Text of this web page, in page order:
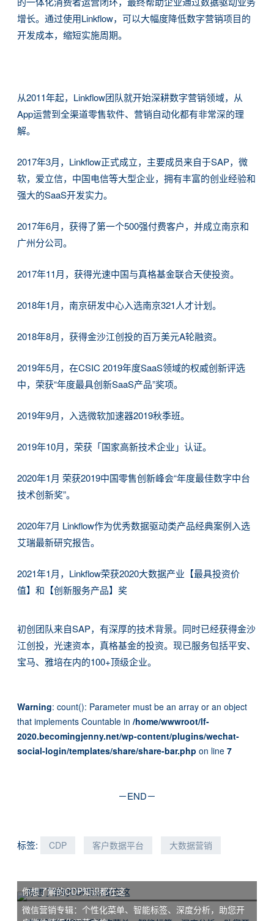
增长。通过使用Linkflow，可以大幅度降低数字营销项目的
开发成本，缩短实施周期。
从2011年起，Linkflow团队就开始深耕数字营销领域，从
App运营到全渠道零售软件、营销自动化都有非常深的理
解。
2017年3月，Linkflow正式成立，主要成员来自于SAP，微
软，爱立信，中国电信等大型企业，拥有丰富的创业经验和
强大的SaaS开发实力。
2017年6月，获得了第一个500强付费客户，并成立南京和
广州分公司。
2017年11月，获得光速中国与真格基金联合天使投资。
2018年1月，南京研发中心入选南京321人才计划。
2018年8月，获得金沙江创投的百万美元A轮融资。
2019年5月，在CSIC 2019年度SaaS领域的权威创新评选
中，荣获“年度最具创新SaaS产品”奖项。
2019年9月，入选微软加速器2019秋季班。
2019年10月，荣获「国家高新技术企业」认证。
2020年1月 荣获2019中国零售创新峰会“年度最佳数字中台
技术创新奖”。
2020年7月 Linkflow作为优秀数据驱动类产品经典案例入选
艾瑞最新研究报告。
2021年1月，Linkflow荣获2020大数据产业【最具投资价
值】和【创新服务产品】奖
初创团队来自SAP，有深厚的技术背景。同时已经获得金沙
江创投，光速资本，真格基金的投资。现已服务包括平安、
宝马、雅培在内的100+顶级企业。
Warning: count(): Parameter must be an array or an object
that implements Countable in /home/wwwroot/lf-
2020.becomingjenny.net/wp-content/plugins/wechat-
social-login/templates/share/share-bar.php on line 7
－END－
标签: CDP 客户数据平台 大数据营销
你想了解的CDP知识都在这
微信营销专辑：个性化菜单、智能标签、深度分析，助您开